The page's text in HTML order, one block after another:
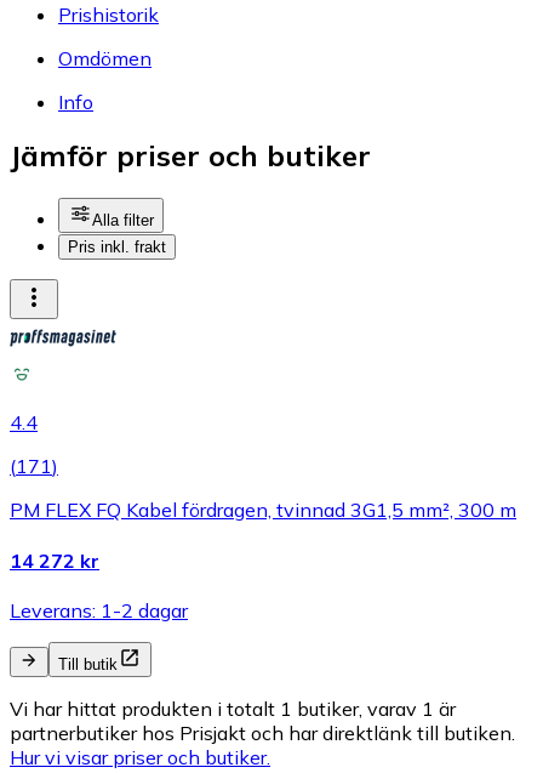
Prishistorik
Omdömen
Info
Jämför priser och butiker
Alla filter
Pris inkl. frakt
4.4
(171)
PM FLEX FQ Kabel fördragen, tvinnad 3G1,5 mm², 300 m
14 272 kr
Leverans: 1-2 dagar
Till butik
Vi har hittat produkten i totalt 1 butiker, varav 1 är
partnerbutiker hos Prisjakt och har direktlänk till butiken.
Hur vi visar priser och butiker.